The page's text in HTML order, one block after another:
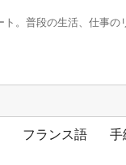
。普段の生活、仕事
フランス語 手